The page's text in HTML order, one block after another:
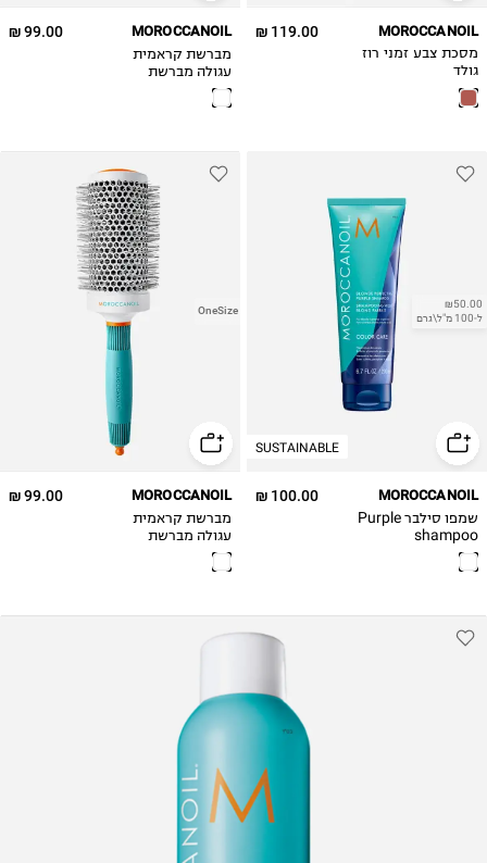
119.00 ₪ MOROCCANOIL
מסכת צבע זמני רוז
גולד
99.00 ₪ MOROCCANOIL
מברשת קראמית
עגולה מברשת
35mm round
SUSTAINABLE
₪50.00
ל-100 מ"ל\גרם
100.00 ₪ MOROCCANOIL
שמפו סילבר Purple
shampoo
OneSize
99.00 ₪ MOROCCANOIL
מברשת קראמית
עגולה מברשת
55mm round